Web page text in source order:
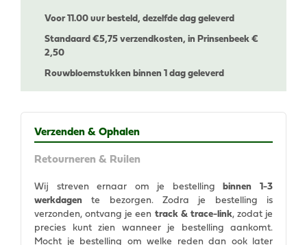
Voor 11.00 uur besteld, dezelfde dag geleverd
Standaard €5,75 verzendkosten, in Prinsenbeek €
2,50
Rouwbloemstukken binnen 1 dag geleverd
Verzenden & Ophalen
Retourneren & Ruilen
Wij streven ernaar om je bestelling
binnen 1-3
werkdagen te bezorgen. Zodra je bestelling is
verzonden, ontvang je een track & trace-link, zodat je
precies kunt zien wanneer je bestelling aankomt.
Mocht je bestelling om welke reden dan ook later